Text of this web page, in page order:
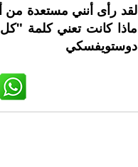
لقد رأى أنني مستعدة من
ماذا كانت تعني كلمة
دوستويفسكي